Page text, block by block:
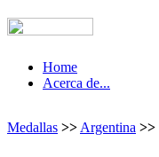
Home
Acerca de...
Medallas >> Argentina >>